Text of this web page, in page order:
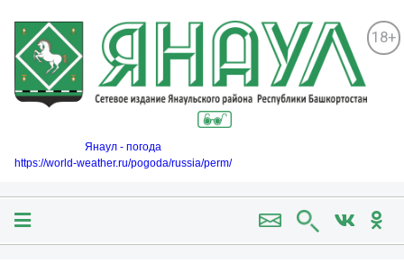
18+
Янаул - погода
https://world-weather.ru/pogoda/russia/perm/